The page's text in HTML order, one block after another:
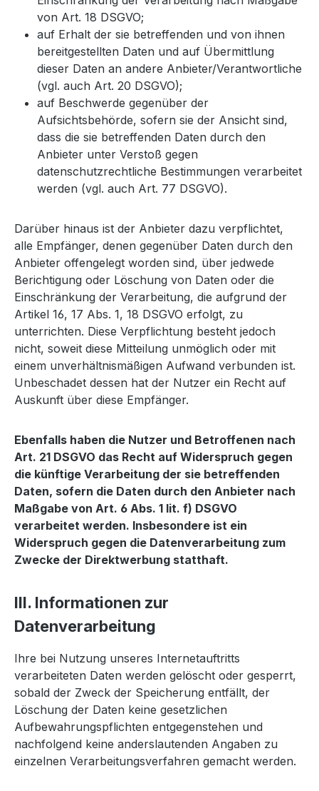
von Art. 18 DSGVO;
auf Erhalt der sie betreffenden und von ihnen
bereitgestellten Daten und auf Übermittlung
dieser Daten an andere Anbieter/Verantwortliche
(vgl. auch Art. 20 DSGVO);
auf Beschwerde gegenüber der
Aufsichtsbehörde, sofern sie der Ansicht sind,
dass die sie betreffenden Daten durch den
Anbieter unter Verstoß gegen
datenschutzrechtliche Bestimmungen verarbeitet
werden (vgl. auch Art. 77 DSGVO).
Darüber hinaus ist der Anbieter dazu verpflichtet,
alle Empfänger, denen gegenüber Daten durch den
Anbieter offengelegt worden sind, über jedwede
Berichtigung oder Löschung von Daten oder die
Einschränkung der Verarbeitung, die aufgrund der
Artikel 16, 17 Abs. 1, 18 DSGVO erfolgt, zu
unterrichten. Diese Verpflichtung besteht jedoch
nicht, soweit diese Mitteilung unmöglich oder mit
einem unverhältnismäßigen Aufwand verbunden ist.
Unbeschadet dessen hat der Nutzer ein Recht auf
Auskunft über diese Empfänger.
Ebenfalls haben die Nutzer und Betroffenen nach
Art. 21 DSGVO das Recht auf Widerspruch gegen
die künftige Verarbeitung der sie betreffenden
Daten, sofern die Daten durch den Anbieter nach
Maßgabe von Art. 6 Abs. 1 lit. f) DSGVO
verarbeitet werden. Insbesondere ist ein
Widerspruch gegen die Datenverarbeitung zum
Zwecke der Direktwerbung statthaft.
III. Informationen zur
Datenverarbeitung
Ihre bei Nutzung unseres Internetauftritts
verarbeiteten Daten werden gelöscht oder gesperrt,
sobald der Zweck der Speicherung entfällt, der
Löschung der Daten keine gesetzlichen
Aufbewahrungspflichten entgegenstehen und
nachfolgend keine anderslautenden Angaben zu
einzelnen Verarbeitungsverfahren gemacht werden.